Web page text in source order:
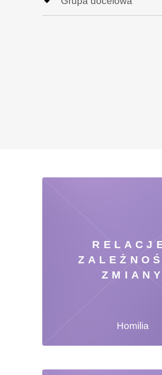
ZMIANY
Homilia